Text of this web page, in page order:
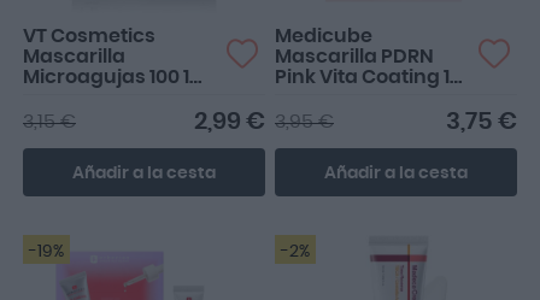
VT Cosmetics
Mascarilla
Microagujas 100 1
2,99 €
3,15 €
Añadir a la cesta
Medicube
Mascarilla PDRN
Pink Vita Coating 1
3,75 €
3,95 €
Añadir a la cesta
-19% -2%